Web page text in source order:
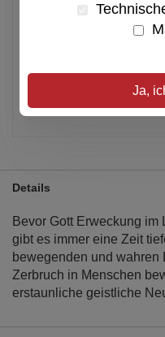
Details
Bevor Gott Erweckung
gibt es immer eine Zeit
bewegenden und wahren
Zerbruch in Menschen
erstaunliche geistliche
Ja,